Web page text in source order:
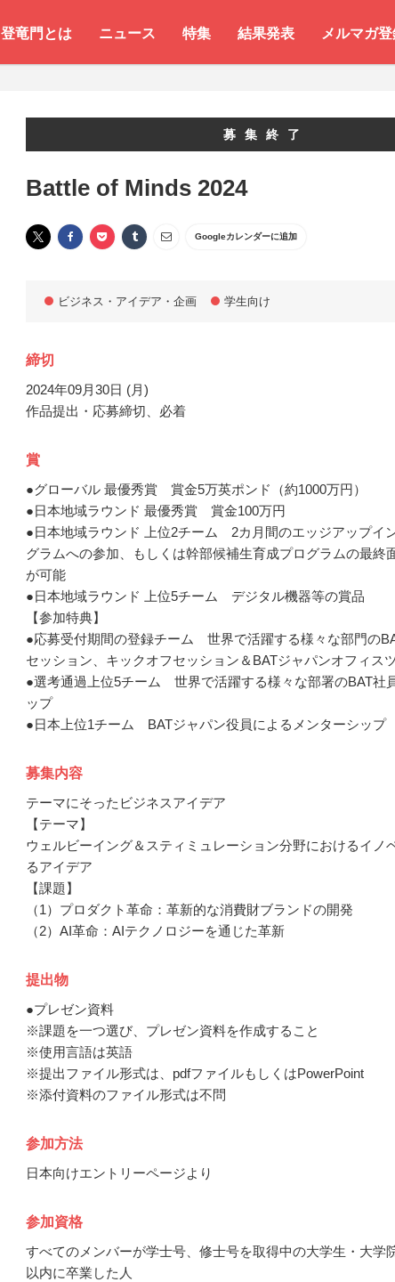
登竜門とは ニュース 特集 結果発表 メルマガ
募集終了
Battle of Minds 2024
Googleカレンダーに追加
ビジネス・アイデア・企画 学生向け
締切
2024年09月30日 (月)
作品提出・応募締切、必着
賞
●グローバル 最優秀賞 賞金5万英ポンド（約1000万円）
●日本地域ラウンド 最優秀賞 賞金100万円
●日本地域ラウンド 上位2チーム 2カ月間のエッジアップイ
グラムへの参加、もしくは幹部候補生育成プログラムの最終
が可能
●日本地域ラウンド 上位5チーム デジタル機器等の賞品
【参加特典】
●応募受付期間の登録チーム 世界で活躍する様々な部門の
セッション、キックオフセッション＆BATジャパンオフィス
●選考通過上位5チーム 世界で活躍する様々な部署のBAT社
ップ
●日本上位1チーム BATジャパン役員によるメンターシップ
募集内容
テーマにそったビジネスアイデア
【テーマ】
ウェルビーイング＆スティミュレーション分野におけるイノ
るアイデア
【課題】
（1）プロダクト革命：革新的な消費財ブランドの開発
（2）AI革命：AIテクノロジーを通じた革新
提出物
●プレゼン資料
※課題を一つ選び、プレゼン資料を作成すること
※使用言語は英語
※提出ファイル形式は、pdfファイルもしくはPowerPoint
※添付資料のファイル形式は不問
参加方法
日本向けエントリーページより
参加資格
すべてのメンバーが学士号、修士号を取得中の大学生・大学
以内に卒業した人